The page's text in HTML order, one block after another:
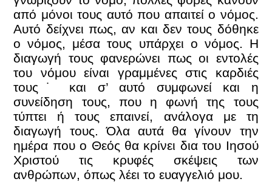
από μόνοι τους αυτό που απαιτεί ο νόμος.
Αυτό δείχνει πως, αν και δεν τους δόθηκε
ο νόμος, μέσα τους υπάρχει ο νόμος. Η
διαγωγή τους φανερώνει πως οι εντολές
του νόμου είναι γραμμένες στις καρδιές
τους˙ και σ’ αυτό συμφωνεί και η
συνείδηση τους, που η φωνή της τους
τύπτει ή τους επαινεί, ανάλογα με τη
διαγωγή τους. Όλα αυτά θα γίνουν την
ημέρα που ο Θεός θα κρίνει δια του Ιησού
Χριστού τις κρυφές σκέψεις των
ανθρώπων, όπως λέει το ευαγγελιό μου.